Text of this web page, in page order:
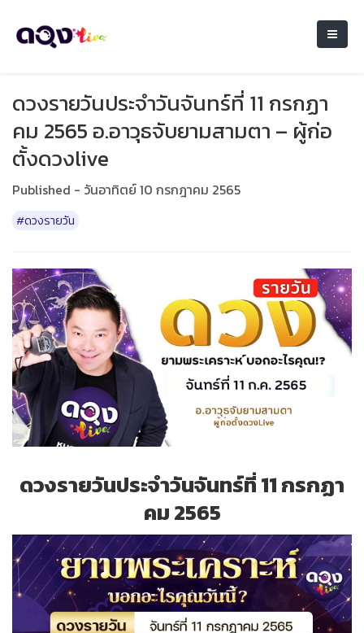
ดวงรายวันประจำวันจันทร์ที่ 11 กรกฏา
คม 2565 อ.อาวุธจับยามสามตา – ผู้ก่อ
ตั้งดวงlive
Published - วันอาทิตย์ 10 กรกฎาคม 2565
#ดวงรายวัน
ดวงรายวันประจำวันจันทร์ที่ 11 กรกฏา
คม 2565